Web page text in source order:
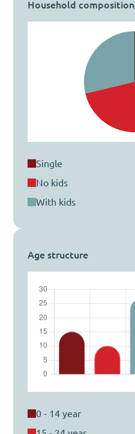
Household composition
single
no kids
with kids
Age structure
0 - 14 year